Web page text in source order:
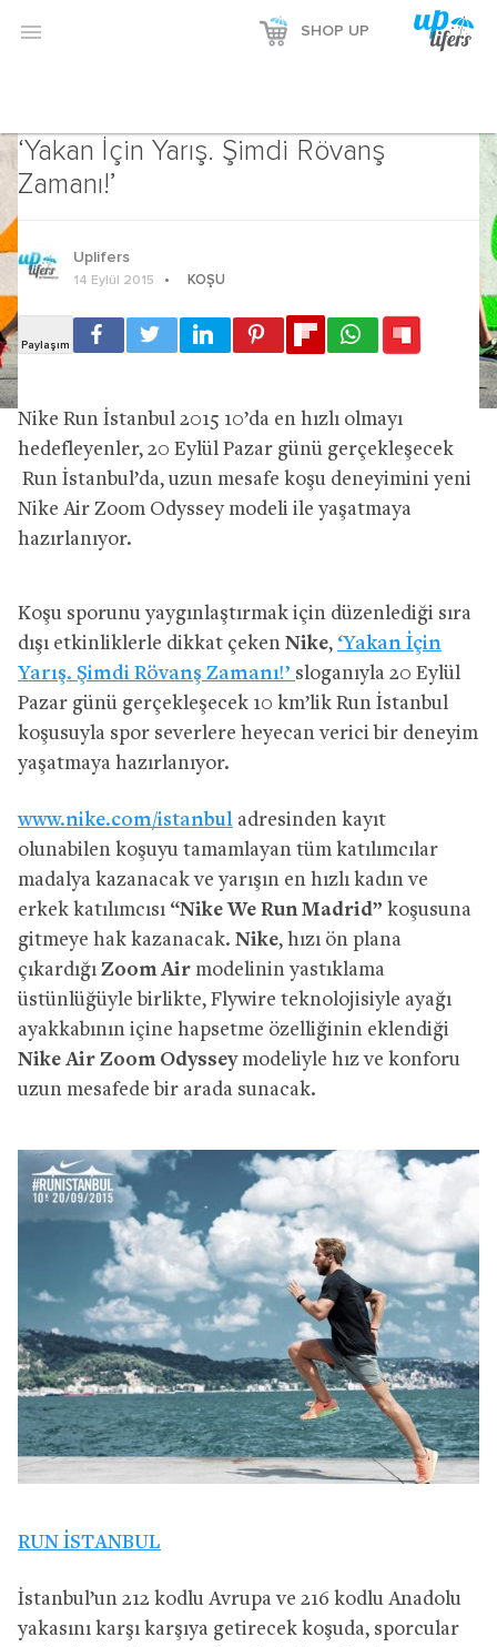
 SHOP UP
‘Yakan İçin Yarış. Şimdi Rövanş
Zamanı!’
Uplifers
14 Eylül 2015 KOŞU
Nike Run İstanbul 2015 10’da en hızlı olmayı
hedefleyenler, 20 Eylül Pazar günü gerçekleşecek
Run İstanbul’da, uzun mesafe koşu deneyimini yeni
Nike Air Zoom Odyssey modeli ile yaşatmaya
hazırlanıyor.
Koşu sporunu yaygınlaştırmak için düzenlediği sıra
dışı etkinliklerle dikkat çeken Nike, ‘Yakan İçin
Yarış. Şimdi Rövanş Zamanı!’ sloganıyla 20 Eylül
Pazar günü gerçekleşecek 10 km’lik Run İstanbul
koşusuyla spor severlere heyecan verici bir deneyim
yaşatmaya hazırlanıyor.
www.nike.com/istanbul adresinden kayıt
olunabilen koşuyu tamamlayan tüm katılımcılar
madalya kazanacak ve yarışın en hızlı kadın ve
erkek katılımcısı “Nike We Run Madrid” koşusuna
gitmeye hak kazanacak. Nike, hızı ön plana
çıkardığı Zoom Air modelinin yastıklama
üstünlüğüyle birlikte, Flywire teknolojisiyle ayağı
ayakkabının içine hapsetme özelliğinin eklendiği
Nike Air Zoom Odysseymodeliyle hız ve konforu
uzun mesafede bir arada sunacak.
RUN İSTANBUL
İstanbul’un 212 kodlu Avrupa ve 216 kodlu Anadolu
yakasını karşı karşıya getirecek koşuda, sporcular